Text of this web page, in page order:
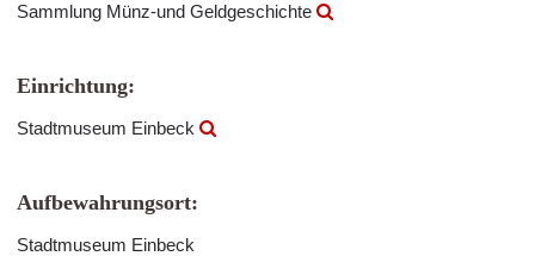
Sammlung Münz-und Geldgeschichte
Einrichtung:
Stadtmuseum Einbeck
Aufbewahrungsort:
Stadtmuseum Einbeck